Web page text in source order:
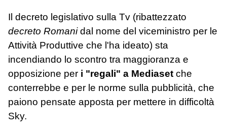
Il decreto legislativo sulla Tv (ribattezzato
decreto Romanidal nome del viceministro per le
Attività Produttive che l'ha ideato) sta
incendiando lo scontro tra maggioranza e
opposizione per i "regali" a Mediaset che
conterrebbe e per le norme sulla pubblicità, che
paiono pensate apposta per mettere in difficoltà
Sky.